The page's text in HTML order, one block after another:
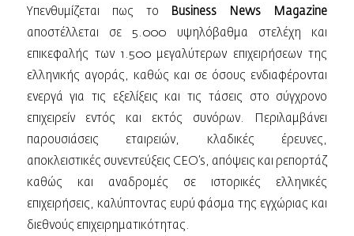
Υπενθυμίζεται πως το
Business News Μagazine
αποστέλλεται σε 5.000 υψηλόβαθμα στελέχη και
επικεφαλής των 1.500 μεγαλύτερων επιχειρήσεων της
ελληνικής αγοράς, καθώς και σε όσους ενδιαφέρονται
ενεργά για τις εξελίξεις και τις τάσεις στο σύγχρονο
επιχειρείν εντός και εκτός συνόρων. Περιλαμβάνει
παρουσιάσεις εταιρειών, κλαδικές έρευνες,
αποκλειστικές συνεντεύξεις CEO’s, απόψεις και ρεπορτάζ
καθώς και αναδρομές σε ιστορικές ελληνικές
επιχειρήσεις, καλύπτοντας ευρύ φάσμα της εγχώριας και
διεθνούς επιχειρηματικότητας.